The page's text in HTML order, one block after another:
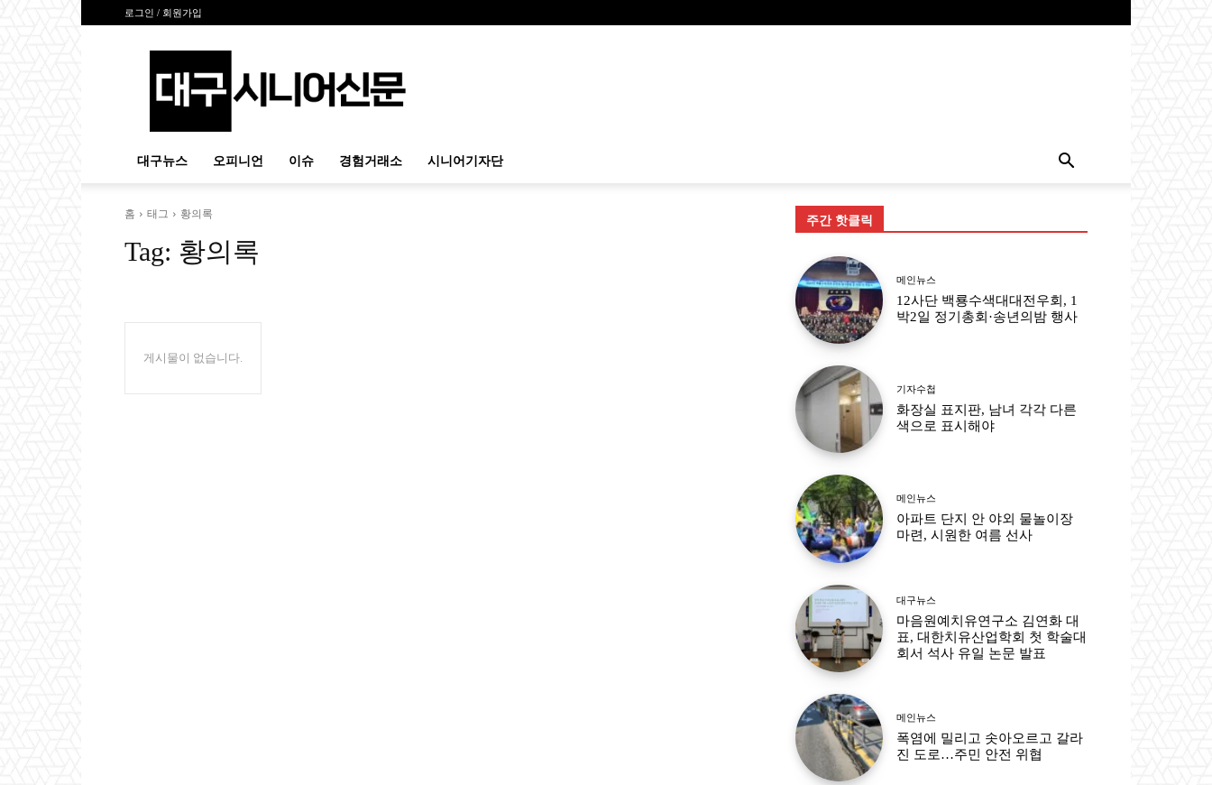
로그인 / 회원가입
시
대구뉴스 오피니언 이슈 경험거래소 시니어기자단
홈 태그 황의록
Tag: 황의록
게시물이 없습니다.
주간 핫클릭
메인뉴스
12사단 백룡수색대대전우회, 1
박2일 정기총회·송년의밤 행사
기자수첩
화장실 표지판, 남녀 각각 다른
색으로 표시해야
메인뉴스
아파트 단지 안 야외 물놀이장
마련, 시원한 여름 선사
대구뉴스
마음원예치유연구소 김연화 대
표, 대한치유산업학회 첫 학술대
회서 석사 유일 논문 발표
메인뉴스
폭염에 밀리고 솟아오르고 갈라
진 도로…주민 안전 위협